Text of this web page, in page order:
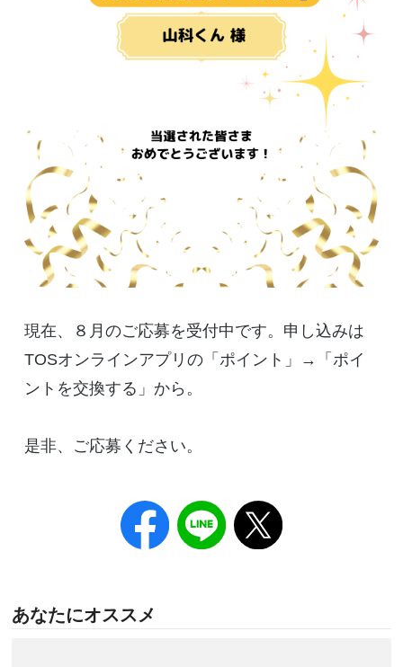
現在、８月のご応募を受付中です。申し込みは
TOSオンラインアプリの「ポイント」→「ポイ
ントを交換する」から。
是非、ご応募ください。
あなたにオススメ